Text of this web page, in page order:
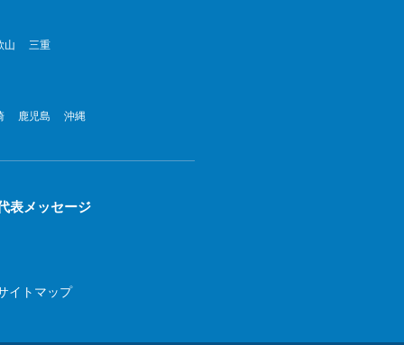
山 三重
鹿児島 沖縄
表メッセージ
イトマップ